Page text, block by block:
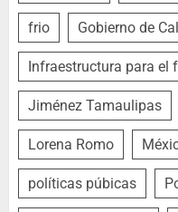
frio Gobierno de
Infraestructura para el
Jiménez Tamaulipas
Lorena Romo
políticas púbicas